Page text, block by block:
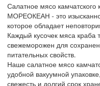
Салатное мясо камчатского
МОРЕОКЕАН - это
которое обладает
Каждый кусочек мяса краба
свежеморожен для
питательных свойств.
Наше салатное мясо
удобной вакуумной
свежесть и долгий срок